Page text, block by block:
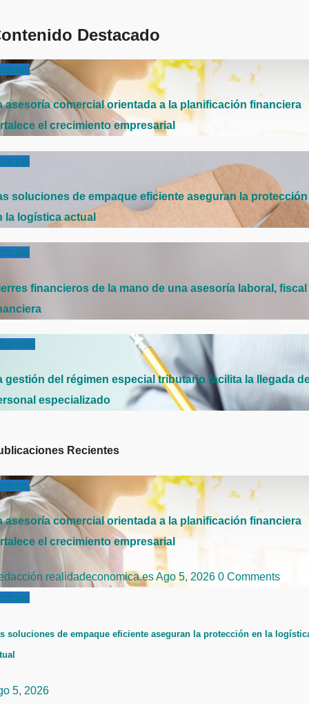
Destacado
asesoría comercial orientada a la planificación financiera
el crecimiento empresarial
soluciones de empaque eficiente aseguran la protección
la logística actual
financieros de la mano de una asesoría laboral, fiscal
gestión del régimen especial tributario facilita la llegada
especializado
Recientes
asesoría comercial orientada a la planificación financiera
el crecimiento empresarial
realidadeconomica.esAgo 5, 2026 0 Comments
soluciones de empaque eficiente aseguran la protección en la
5, 2026